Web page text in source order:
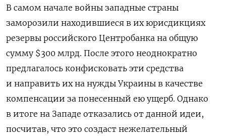
В самом начале войны западные страны
заморозили находившиеся в их юрисдикциях
резервы российского Центробанка на общую
сумму $300 млрд. После этого неоднократно
предлагалось конфисковать эти средства
и направить их на нужды Украины в качестве
компенсации за понесенный ею ущерб. Однако
в итоге на Западе отказались от данной идеи,
посчитав, что это создаст нежелательный